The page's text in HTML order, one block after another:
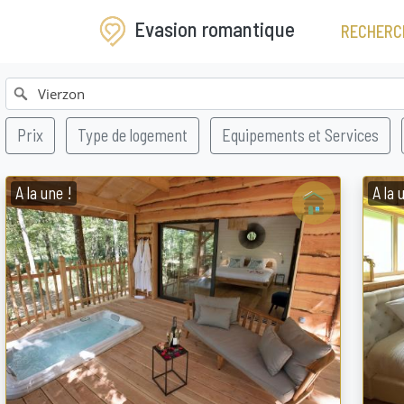
Evasion romantique
Prix Type de logement Equipements et Services
A la une ! A la